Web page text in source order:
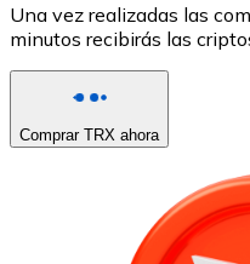
Una vez realizadas las
minutos recibirás las
Comprar TRX ahora